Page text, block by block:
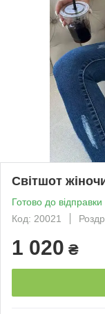
Світшот
Готово до відправки
Код: 20021
1 020 ₴